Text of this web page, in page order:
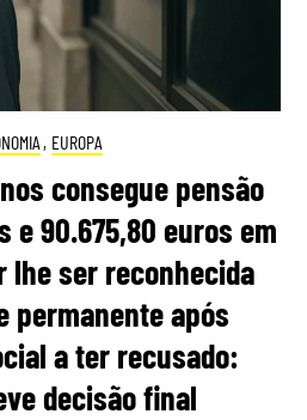
, EUROPA
consegue pensão
e 90.675,80 euros em
lhe ser reconhecida
permanente após
a ter recusado:
decisão final